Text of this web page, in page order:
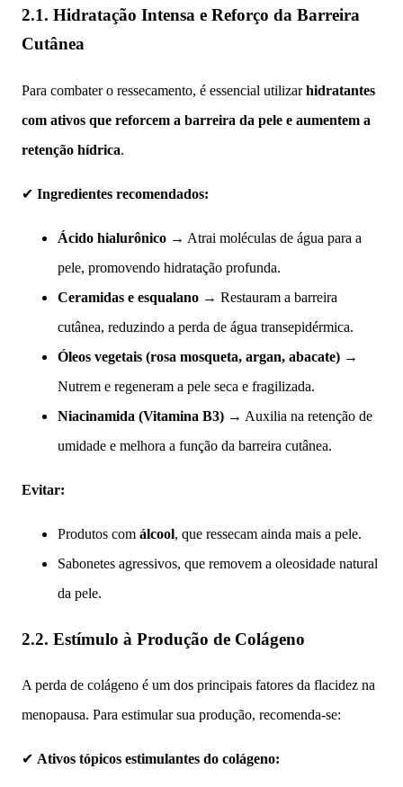
2.1. Hidratação Intensa e Reforço da Barreira
Cutânea
Para combater o ressecamento, é essencial utilizarhidratantes
com ativos que reforcem a barreira da pele e aumentem a
retenção hídrica.
✔ Ingredientes recomendados:
Ácido hialurônico → Atrai moléculas de água para a
pele, promovendo hidratação profunda.
Ceramidas e esqualano → Restauram a barreira
cutânea, reduzindo a perda de água transepidérmica.
Óleos vegetais (rosa mosqueta, argan, abacate) →
Nutrem e regeneram a pele seca e fragilizada.
Niacinamida (Vitamina B3) → Auxilia na retenção de
umidade e melhora a função da barreira cutânea.
Evitar:
Produtos com álcool, que ressecam ainda mais a pele.
Sabonetes agressivos, que removem a oleosidade natural
da pele.
2.2. Estímulo à Produção de Colágeno
A perda de colágeno é um dos principais fatores da flacidez na
menopausa. Para estimular sua produção, recomenda-se:
✔ Ativos tópicos estimulantes do colágeno: